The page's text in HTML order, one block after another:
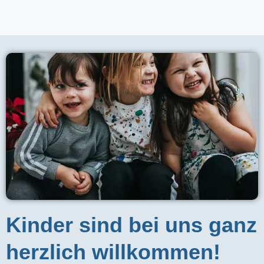
Kinder sind bei uns ganz
herzlich willkommen!